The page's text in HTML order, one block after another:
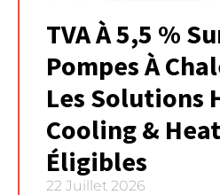
TVA À 5,5 %
Pompes À
Les Solutions
Cooling &
Éligibles
22 Juillet 2026